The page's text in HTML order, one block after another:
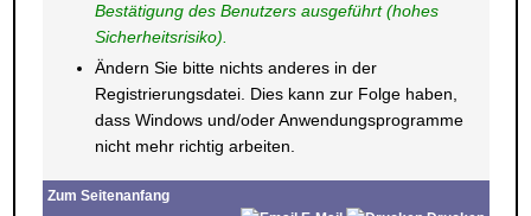
Bestätigung des Benutzers ausgeführt (hohes
Sicherheitsrisiko).
Ändern Sie bitte nichts anderes in der
Registrierungsdatei. Dies kann zur Folge haben,
dass Windows und/oder Anwendungsprogramme
nicht mehr richtig arbeiten.
Zum Seitenanfang